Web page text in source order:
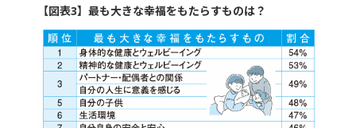
【図表3】最も大きな幸福をもたらすものは？